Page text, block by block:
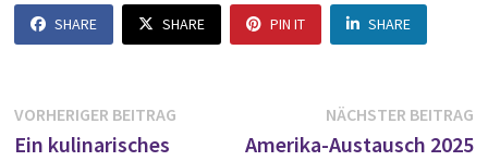
SHARE SHARE PIN IT SHARE
Beitragsnavigation
VORHERIGER BEITRAGVorheriger
Ein kulinarisches
NÄCHSTER BEITRAG
Amerika-Austausch 2025